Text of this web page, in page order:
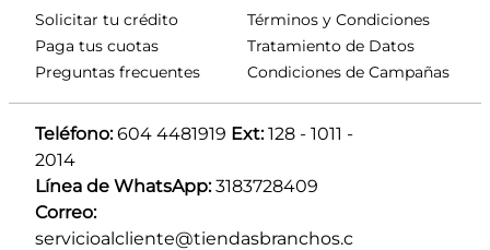
Solicitar tu crédito
Paga tus cuotas
Preguntas frecuentes
Términos y Condiciones
Tratamiento de Datos
Condiciones de Campañas
Teléfono: 604 4481919 Ext: 128 - 1011 -
2014
Línea de WhatsApp: 3183728409
Correo:
servicioalcliente@tiendasbranchos.c